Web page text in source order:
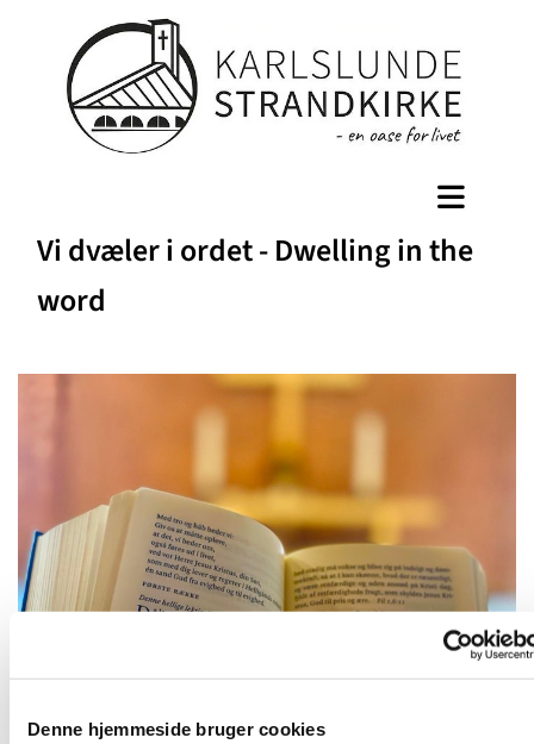
Denne hjemmeside bruger cookies
Vi dvæler i ordet - Dwelling in the
word